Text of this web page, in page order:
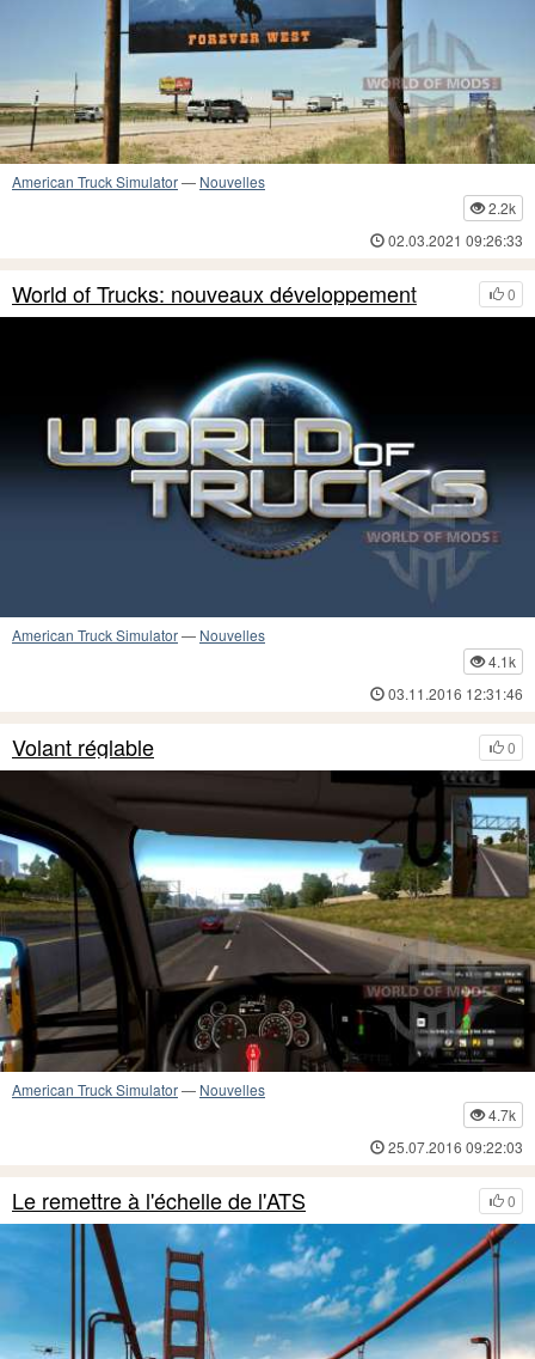
American Truck Simulator— Nouvelles
2.2k
02.03.2021 09:26:33
0
World of Trucks: nouveaux développement
American Truck Simulator— Nouvelles
4.1k
03.11.2016 12:31:46
0
Volant réglable
American Truck Simulator— Nouvelles
4.7k
25.07.2016 09:22:03
0
Le remettre à l'échelle de l'ATS